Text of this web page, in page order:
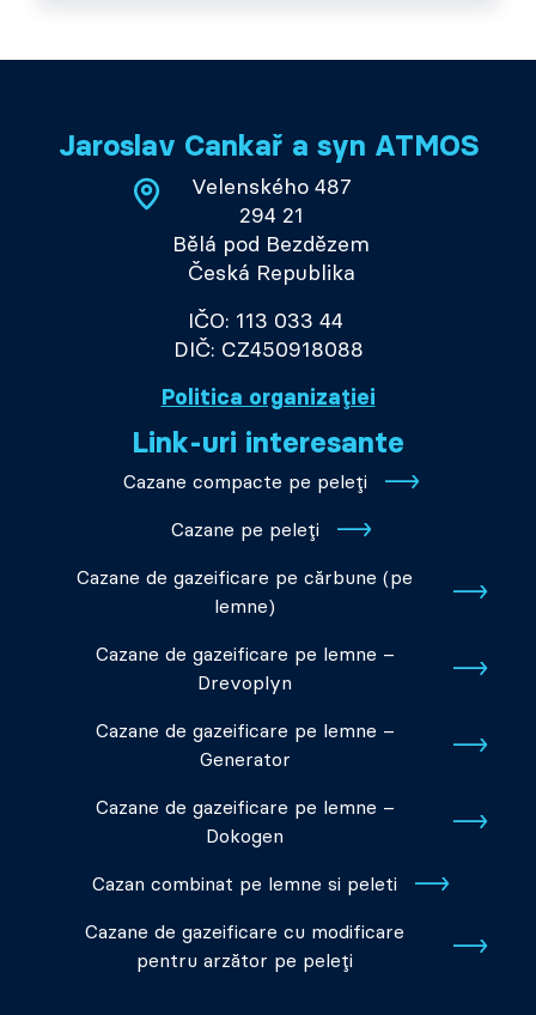
Jaroslav Cankař a syn ATMOS
Velenského 487
294 21
Bělá pod Bezdězem
Česká Republika
IČO: 113 033 44
DIČ: CZ450918088
Politica organizației
Link-uri interesante
Cazane compacte pe peleți
Cazane pe peleți
Cazane de gazeificare pe cărbune (pe
lemne)
Cazane de gazeificare pe lemne –
Drevoplyn
Cazane de gazeificare pe lemne –
Generator
Cazane de gazeificare pe lemne –
Dokogen
Cazan combinat pe lemne si peleti
Cazane de gazeificare cu modificare
pentru arzător pe peleți